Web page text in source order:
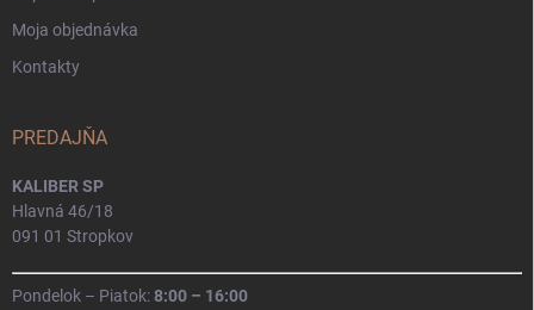
Moja objednávka
Kontakty
PREDAJŇA
KALIBER SP
Hlavná 46/18
091 01 Stropkov
Pondelok – Piatok:8:00 – 16:00